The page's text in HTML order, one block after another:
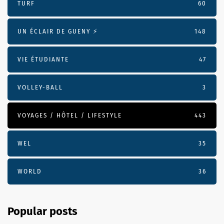
TURF 60
UN ÉCLAIR DE GUENY ⚡️ 148
VIE ÉTUDIANTE 47
VOLLEY-BALL 3
VOYAGES / HÔTEL / LIFESTYLE 443
WEL 35
WORLD 36
Popular posts